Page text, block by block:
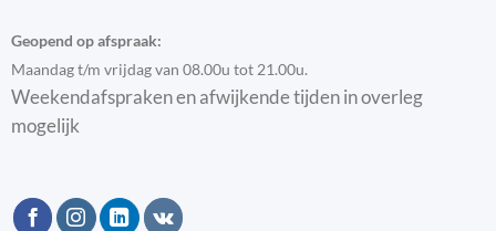
Geopend op afspraak:
Maandag t/m vrijdag van 08.00u tot 21.00u.
Weekendafspraken en afwijkende tijden in overleg
mogelijk